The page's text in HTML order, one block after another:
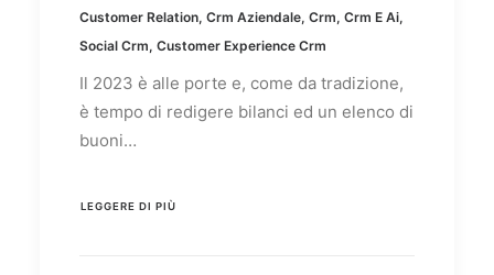
Customer Relation, Crm Aziendale, Crm, Crm E Ai,
Social Crm, Customer Experience Crm
Il 2023 è alle porte e, come da tradizione,
è tempo di redigere bilanci ed un elenco di
buoni…
LEGGERE DI PIÙ